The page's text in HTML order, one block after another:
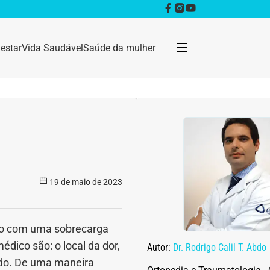
Vida SaudávelSaúde da mulher
Dermatologia
Geral
19 de maio de 2023
com uma sobrecarga
são: o local da dor,
De uma maneira
Autor: Dr. Rodrigo Calil T. Abdo